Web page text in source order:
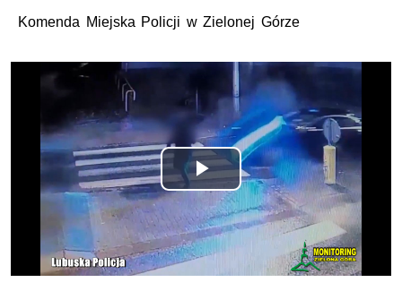
Komenda Miejska Policji w Zielonej Górze
Odtwórz
wideo